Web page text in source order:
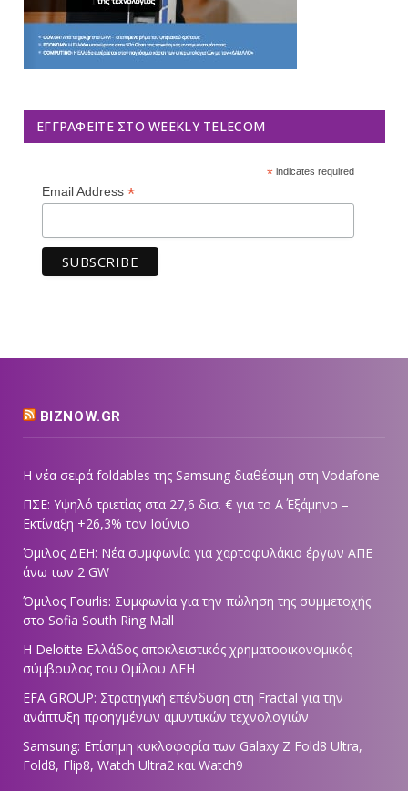
ΕΓΓΡΑΦΕΊΤΕ ΣΤΟ WEEKLY TELECOM
*indicates required
Email Address *
BIZNOW.GR
Η νέα σειρά foldables της Samsung διαθέσιμη στη Vodafone
ΠΣΕ: Υψηλό τριετίας στα 27,6 δισ. € για το Α΄ Εξάμηνο –
Εκτίναξη +26,3% τον Ιούνιο
Όμιλος ΔΕΗ: Νέα συμφωνία για χαρτοφυλάκιο έργων ΑΠΕ
άνω των 2 GW
Όμιλος Fourlis: Συμφωνία για την πώληση της συμμετοχής
στο Sofia South Ring Mall
Η Deloitte Ελλάδος αποκλειστικός χρηματοοικονομικός
σύμβουλος του Ομίλου ΔΕΗ
EFA GROUP: Στρατηγική επένδυση στη Fractal για την
ανάπτυξη προηγμένων αμυντικών τεχνολογιών
Samsung: Επίσημη κυκλοφορία των Galaxy Z Fold8 Ultra,
Fold8, Flip8, Watch Ultra2 και Watch9